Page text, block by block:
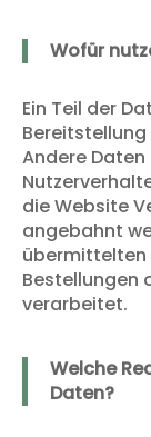
Wofür
Ein Teil der
Andere Daten
die Website
angebahnt
übermittelten
Bestellungen
verarbeitet.
Welche
Daten?